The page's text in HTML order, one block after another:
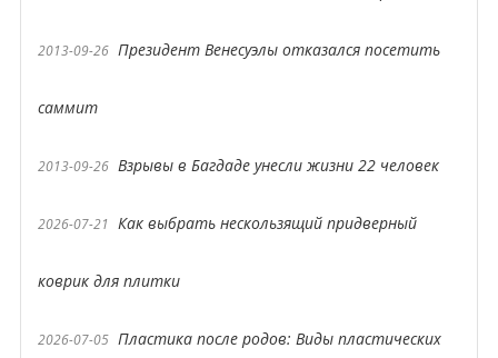
2013-09-26 Президент Венесуэлы отказался посетить
саммит
2013-09-26 Взрывы в Багдаде унесли жизни 22 человек
2026-07-21 Как выбрать нескользящий придверный
коврик для плитки
2026-07-05 Пластика после родов: Виды пластических